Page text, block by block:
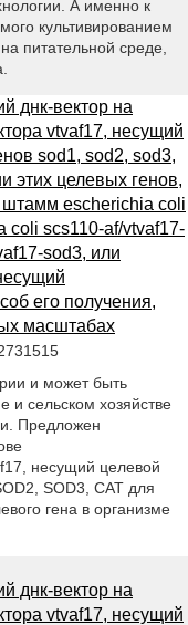
А именно к
культивированием
питательной среде,
днк-вектор на
vtvaf17, несущий
sod1, sod2, sod3,
этих целевых генов,
штамм escherichia coli
coli scs110-af/vtvaf17-
sod3, или
его получения,
масштабах
и может быть
и сельском хозяйстве
Предложен
несущий целевой
SOD3, CAT для
гена в организме
днк-вектор на
vtvaf17, несущий